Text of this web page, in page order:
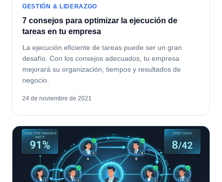
GESTIÓN & LIDERAZGO
7 consejos para optimizar la ejecución de
tareas en tu empresa
La ejecución eficiente de tareas puede ser un gran
desafío. Con los consejos adecuados, tu empresa
mejorará su organización, tiempos y resultados de
negocio.
24 de noviembre de 2021